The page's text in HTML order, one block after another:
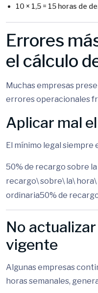
10 × 1,5 = 15 horas de
Errores
el cálculo
Muchas empresas
errores operacionales
Aplicar mal
El mínimo legal siempre
50% de recargo sobre
recargo\ sobre\ la\ hora\
ordinaria50% de recarg
No
vigente
Algunas empresas
horas semanales,